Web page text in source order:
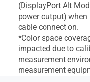
(DisplayPort Alt
power output) when
cable connection.
*Color space
impacted due to
measurement
measurement